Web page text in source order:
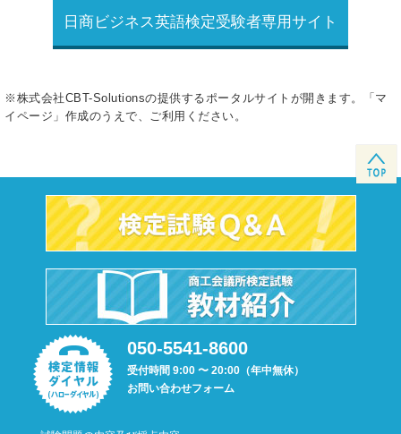
日商ビジネス英語検定受験者専用サイト
※株式会社CBT-Solutionsの提供するポータルサイトが開きます。「マ
イページ」作成のうえで、ご利用ください。
050-5541-8600
受付時間 9:00 〜 20:00（年中無休）
お問い合わせフォーム